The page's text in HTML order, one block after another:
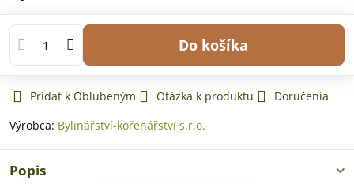
Do košíka
Pridať k Obľúbeným Otázka k produktu
Doručenia
Výrobca: Bylinářství-kořenářství s.r.o.
Popis